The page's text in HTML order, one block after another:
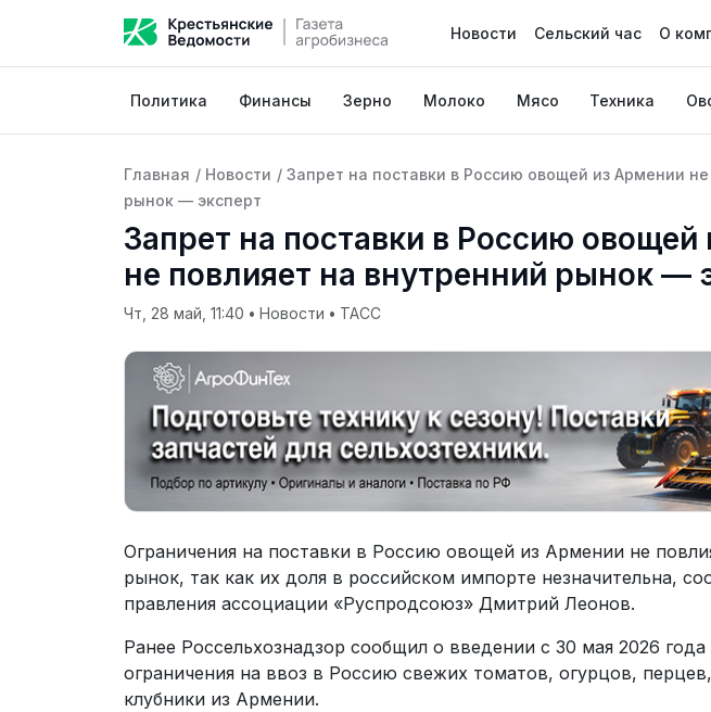
Новости Сельский час О
Политика Финансы Зерно Молоко Мясо Техника
Главная / Новости / Запрет на поставки в Россию овощей из Армении
рынок — эксперт
Запрет на поставки в Россию
не повлияет на внутренний рынок —
Чт, 28 май, 11:40 • Новости • ТАСС
Ограничения на поставки в Россию овощей из Армении не
рынок, так как их доля в российском импорте незначительна,
правления ассоциации «Руспродсоюз» Дмитрий Леонов.
Ранее Россельхознадзор сообщил о введении с 30 мая 2026
ограничения на ввоз в Россию свежих томатов, огурцов,
клубники из Армении.